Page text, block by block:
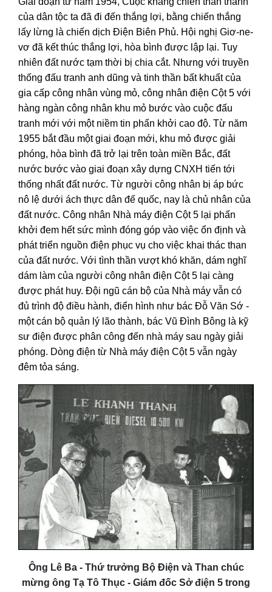
của dân tộc ta đã đi đến thắng lợi, bằng chiến thắng
lấy lừng là chiến dịch Điện Biên Phủ. Hội nghị Giơ-ne-
vơ đã kết thúc thắng lợi, hòa bình được lập lại. Tuy
nhiên đất nước tạm thời bị chia cắt. Nhưng với truyền
thống đấu tranh anh dũng và tinh thần bất khuất của
gia cấp công nhân vùng mỏ, công nhân điện Cột 5 với
hàng ngàn công nhân khu mỏ bước vào cuộc đấu
tranh mới với một niềm tin phấn khởi cao độ. Từ năm
1955 bắt đầu một giai đoạn mới, khu mỏ được giải
phóng, hòa bình đã trở lại trên toàn miền Bắc, đất
nước bước vào giai đoạn xây dựng CNXH tiến tới
thống nhất đất nước. Từ người công nhân bị áp bức
nô lệ dưới ách thực dân đế quốc, nay là chủ nhân của
đất nước. Công nhân Nhà máy điện Cột 5 lại phấn
khởi đem hết sức mình đóng góp vào việc ổn định và
phát triển nguồn điện phục vụ cho việc khai thác than
của đất nước. Với tình thần vượt khó khăn, dám nghĩ
dám làm của người công nhân điện Cột 5 lại càng
được phát huy. Đội ngũ cán bộ của Nhà máy vẫn có
đủ trình độ điều hành, điển hình như bác Đỗ Văn Sớ -
một cán bộ quản lý lão thành, bác Vũ Đình Bông là kỹ
sư điện được phân công đến nhà máy sau ngày giải
phóng. Dòng điện từ Nhà máy điện Cột 5 vẫn ngày
đêm tỏa sáng.
Ông Lê Ba - Thứ trưởng Bộ Điện và Than chúc
mừng ông Tạ Tô Thục - Giám đốc Sở điện 5 trong